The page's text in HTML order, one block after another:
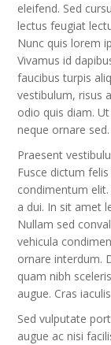
eleifend. Sed
lectus feugiat
Nunc quis lorem
Vivamus id
faucibus turpis
vestibulum, risus
odio quis diam.
neque ornare sed.
Praesent
Fusce dictum
condimentum
a dui. In sit amet
Nullam sed
vehicula
ornare interdum.
quam nibh
augue. Cras
Sed vulputate
augue ac nisi